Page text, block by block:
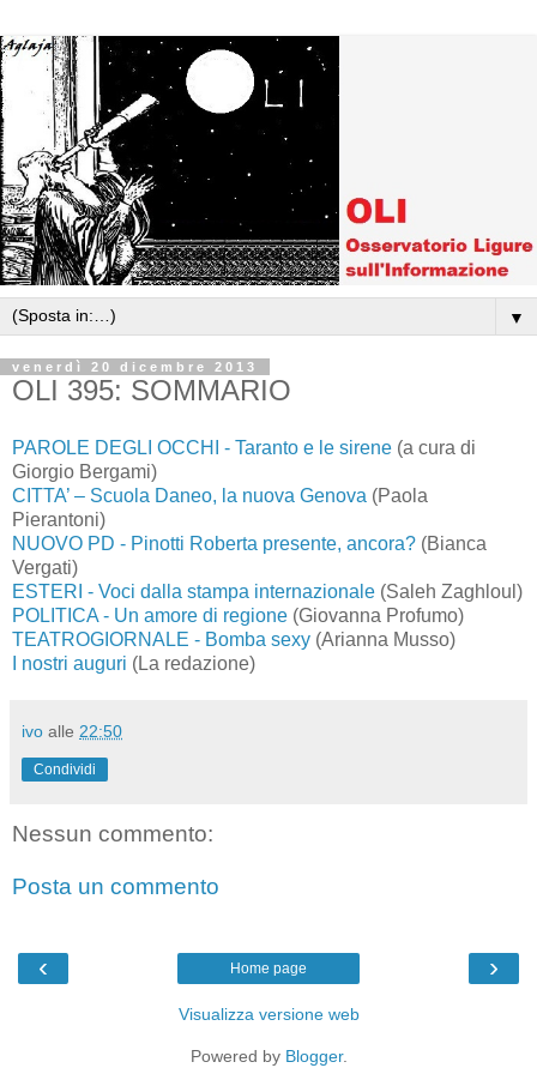
▼
venerdì 20 dicembre 2013
OLI 395: SOMMARIO
PAROLE DEGLI OCCHI - Taranto e le sirene (a cura di
Giorgio Bergami)
CITTA’ – Scuola Daneo, la nuova Genova (Paola
Pierantoni)
NUOVO PD - Pinotti Roberta presente, ancora? (Bianca
Vergati)
ESTERI - Voci dalla stampa internazionale (Saleh Zaghloul)
POLITICA - Un amore di regione (Giovanna Profumo)
TEATROGIORNALE - Bomba sexy (Arianna Musso)
I nostri auguri (La redazione)
ivo alle 22:50
Condividi
Nessun commento:
Posta un commento
‹ ›
Home page
Visualizza versione web
Powered by Blogger.